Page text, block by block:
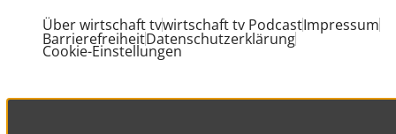
Über wirtschaft tvwirtschaft tv PodcastImpressum
BarrierefreiheitDatenschutzerklärung
Cookie-Einstellungen